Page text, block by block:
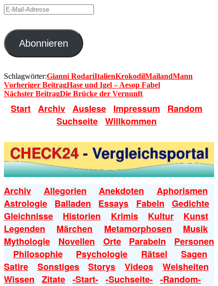
E-
Adresse
Abonnieren
Schlagwörter:Gianni RodariItalienKrokodilMailandMann
Vorheriger BeitragHase und Igel – Aesop Fabel
Nächster BeitragDie Brücke der Vernunft
Start Archiv Auslese Impressum
Random
Suchseite Willkommen
Archiv Allegorien Anekdoten
Aphorismen
Astrologie
Balladen Essays Fabeln
Gedichte
Gleichnisse
Historien Krimis Kultur
Kunst
Legenden
Märchen Metamorphosen
Musik
Mythologie
Novellen Orte Parabeln
Personen
Philosophie
Psychologie Rätsel
Sagen
Satire
Sonstiges Storys Videos
Weisheiten
Wissen
Zitate -Start- -Suchseite- -Random-